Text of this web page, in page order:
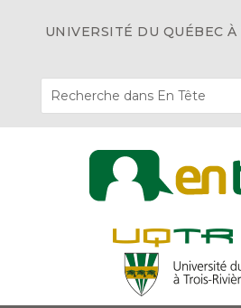
UNIVERSITÉ DU QUÉBEC